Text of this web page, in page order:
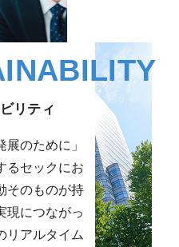
」開講のお知らせ
スト」にて当社社員参加
出展のお知らせ
04/01-2026/03/31)
究センター（QIQB）、セ
を短縮する量子マルチプ
）
知 （3,928KB）
リティ
展のために」
るセックにお
そのものが持
現につながっ
リアルタイム